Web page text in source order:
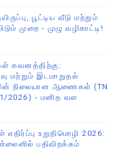
பூட்டிய வீடு மற்றும்
முறை - முழு வழிகாட்டி!
கவனத்திற்கு:
மற்றும் இடமாறுதல்
நிலையான ஆணைகள் (TN
2026) - மனித வள
உறுதிமொழி 2026:
பதிவிறக்கம்